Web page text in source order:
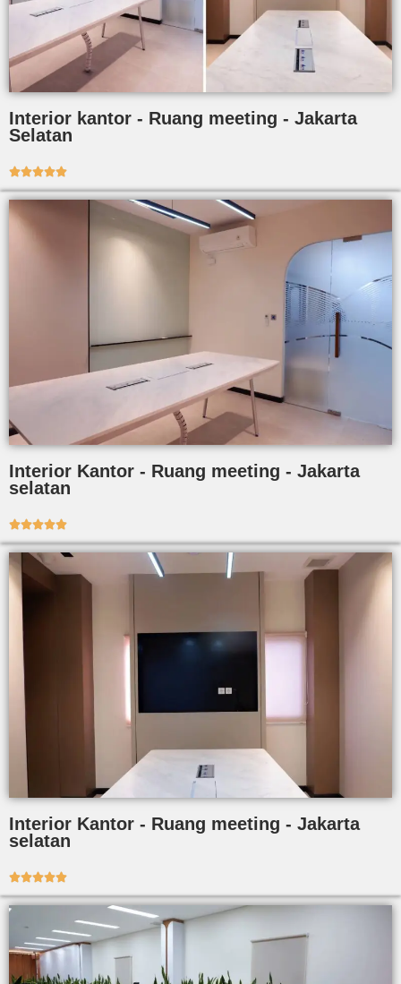
Interior kantor - Ruang meeting - Jakarta
Selatan

Interior Kantor - Ruang meeting - Jakarta
selatan

Interior Kantor - Ruang meeting - Jakarta
selatan
